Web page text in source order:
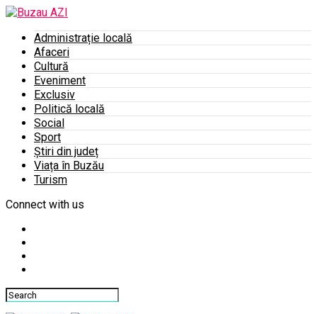
Administrație locală
Afaceri
Cultură
Eveniment
Exclusiv
Politică locală
Social
Sport
Știri din județ
Viața în Buzău
Turism
Connect with us